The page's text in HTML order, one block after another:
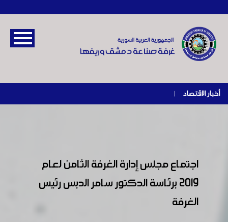
أخبار الاقتصاد |
اجتماع مجلس إدارة الغرفة الثامن لعام
2019 برئاسة الدكتور سامر الدبس رئيس
الغرفة